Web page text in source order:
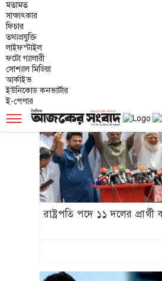
মতামত
সাক্ষাৎকার
ফিচার
তথ্যপ্রযুক্তি
লাইফস্টাইল
ফটো গ্যালারী
সোশ্যাল মিডিয়া
আর্কাইভ
ইউনিকোড কনভার্টার
ই-পেপার
☰
রাষ্ট্রপতি পদে ১১ দলের